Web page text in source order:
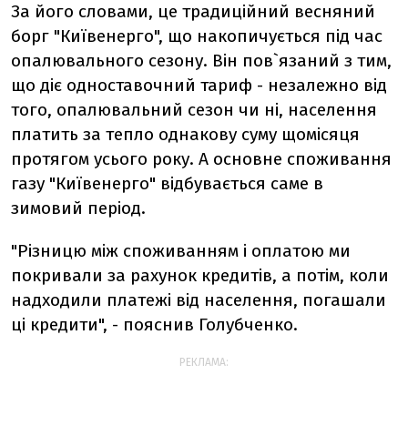
За його словами, це традиційний весняний
борг "Київенерго", що накопичується під час
опалювального сезону. Він пов`язаний з тим,
що діє одноставочний тариф - незалежно від
того, опалювальний сезон чи ні, населення
платить за тепло однакову суму щомісяця
протягом усього року. А основне споживання
газу "Київенерго" відбувається саме в
зимовий період.
"Різницю між споживанням і оплатою ми
покривали за рахунок кредитів, а потім, коли
надходили платежі від населення, погашали
ці кредити", - пояснив Голубченко.
РЕКЛАМА: